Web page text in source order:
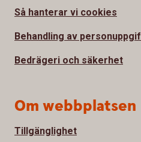
Så hanterar vi cookies
Behandling av
Bedrägeri och säkerhet
Om webbplatsen
Tillgänglighet